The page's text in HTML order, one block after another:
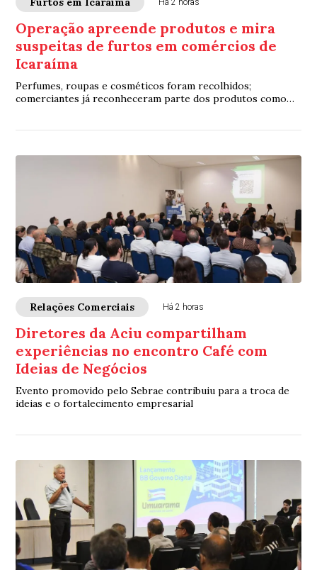
Há 2 horas
Operação apreende produtos e mira
suspeitas de furtos em comércios de
Icaraíma
Perfumes, roupas e cosméticos foram recolhidos;
comerciantes já reconheceram parte dos produtos como
Relações Comerciais Há 2 horas
Diretores da Aciu compartilham
experiências no encontro Café com
Ideias de Negócios
Evento promovido pelo Sebrae contribuiu para a troca de
ideias e o fortalecimento empresarial